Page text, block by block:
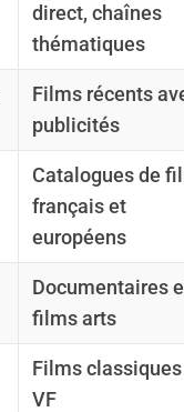
direct, chaînes
thématiques
Films récents
publicités
Catalogues de
français et
européens
Documentaires
films arts
Films classiques
VF